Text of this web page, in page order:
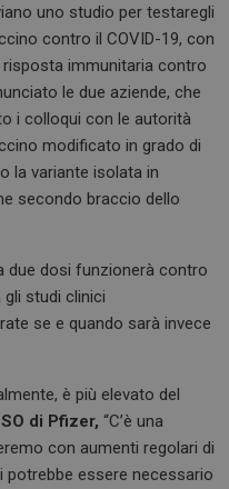
uno studio per testaregli
contro il COVID-19, con
risposta immunitaria contro
le due aziende, che
i colloqui con le autorità
modificato in grado di
la variante isolata in
secondo braccio dello
due dosi funzionerà contro
studi clinici
se e quando sarà invece
è più elevato del
di Pfizer,“C’è una
con aumenti regolari di
potrebbe essere necessario